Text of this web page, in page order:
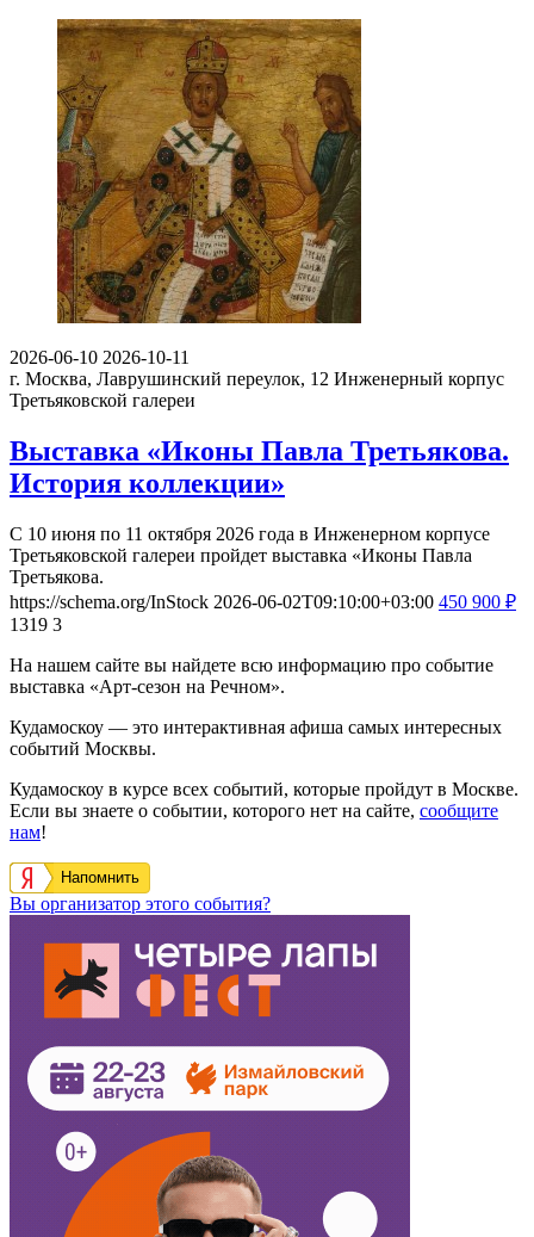
2026-06-10 2026-10-11
г. Москва, Лаврушинский переулок, 12 Инженерный корпус
Третьяковской галереи
Выставка «Иконы Павла Третьякова.
История коллекции»
С 10 июня по 11 октября 2026 года в Инженерном корпусе
Третьяковской галереи пройдет выставка «Иконы Павла
Третьякова.
https://schema.org/InStock 2026-06-02T09:10:00+03:00 450 900 ₽
1319 3
На нашем сайте вы найдете всю информацию про событие
выставка «Арт-сезон на Речном».
Кудамоскоу — это интерактивная афиша самых интересных
событий Москвы.
Кудамоскоу в курсе всех событий, которые пройдут в Москве.
Если вы знаете о событии, которого нет на сайте, сообщите
нам!
Напомнить
Вы организатор этого события?